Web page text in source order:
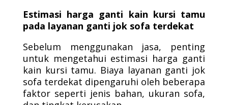
Estimasi harga ganti kain kursi tamu
pada layanan ganti jok sofa terdekat
Sebelum menggunakan jasa, penting
untuk mengetahui estimasi harga ganti
kain kursi tamu. Biaya layanan ganti jok
sofa terdekat dipengaruhi oleh beberapa
faktor seperti jenis bahan, ukuran sofa,